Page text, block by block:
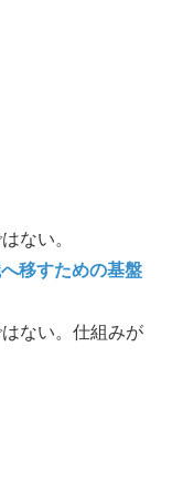
ない。
移すための基盤
ない。仕組みが